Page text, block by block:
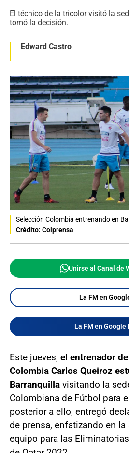
El técnico de la tricolor visitó la
tomó la decisión.
Edward Castro
Selección Colombia entrenando en
Crédito: Colprensa
Unirse al Canal de
La FM en
La FM en Google
Este jueves, el entrenador
Colombia Carlos Queiroz
Barranquilla visitando la
Colombiana de Fútbol para
posterior a ello, entregó
de prensa, enfatizando en la
equipo para las